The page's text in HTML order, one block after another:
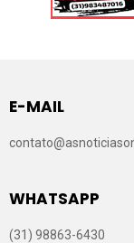
E-MAIL
WHATSAPP
(31) 98863-6430